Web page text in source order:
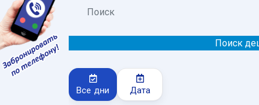
Поиск
Поиск
Все дни Дата